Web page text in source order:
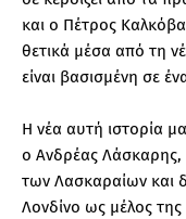
και ο Πέτρος
θετικά μέσα από τη
είναι βασισμένη σε
Η νέα αυτή ιστορία
ο Ανδρέας Λάσκαρης,
των Λασκαραίων και
Λονδίνο ως μέλος της